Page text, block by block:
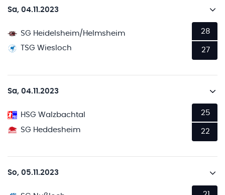
Sa, 04.11.2023
SG Heidelsheim/Helmsheim
TSG Wiesloch
28
27
Sa, 04.11.2023
HSG Walzbachtal
SG Heddesheim
25
22
So, 05.11.2023